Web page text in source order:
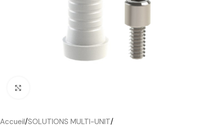
Accueil SOLUTIONS MULTI-UNIT